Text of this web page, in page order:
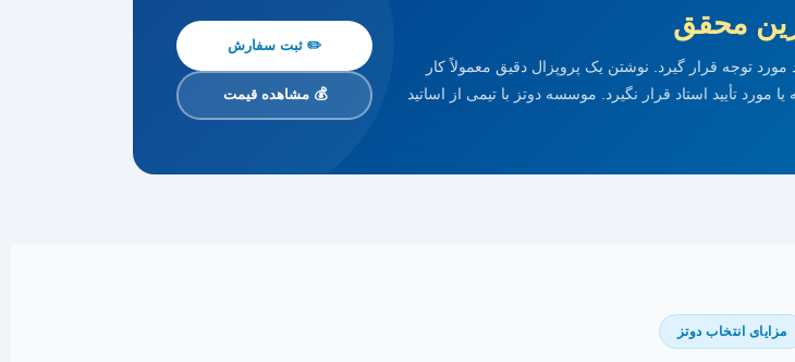
محقق
توجه قرار گیرد. نوشتن یک پروپزال دقیق معمولاً کار
تأیید استاد قرار نگیرد. موسسه دوتز با تیمی از اساتید
✏️ ثبت سفارش
💰 مشاهده قیمت
مزایای انتخاب دوتز